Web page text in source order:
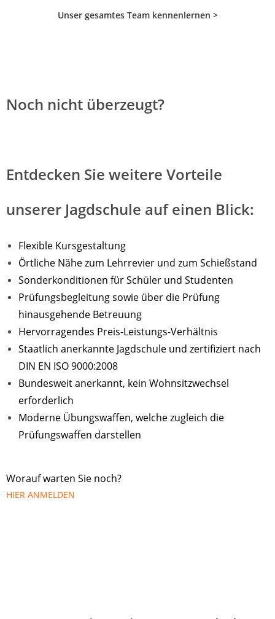
Unser gesamtes Team kennenlernen >
Noch nicht überzeugt?
Entdecken Sie weitere Vorteile
unserer Jagdschule auf einen Blick:
Flexible Kursgestaltung
Örtliche Nähe zum Lehrrevier und zum Schießstand
Sonderkonditionen für Schüler und Studenten
Prüfungsbegleitung sowie über die Prüfung
hinausgehende Betreuung
Hervorragendes Preis-Leistungs-Verhältnis
Staatlich anerkannte Jagdschule und zertifiziert nach
DIN EN ISO 9000:2008
Bundesweit anerkannt, kein Wohnsitzwechsel
erforderlich
Moderne Übungswaffen, welche zugleich die
Prüfungswaffen darstellen
Worauf warten Sie noch?
HIER ANMELDEN